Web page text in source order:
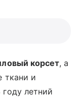
корсет, а
ткани и
летний